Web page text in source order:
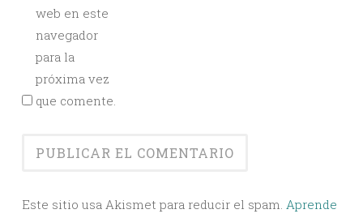
web en este
navegador
para la
próxima vez
que comente.
Este sitio usa Akismet para reducir el spam. Aprende